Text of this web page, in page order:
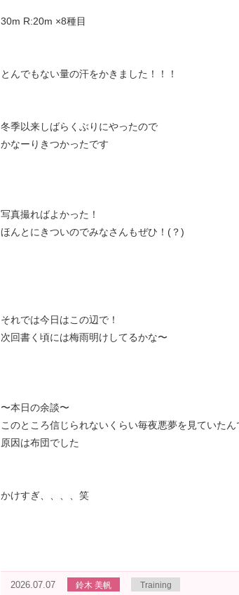
30m R:20m ×8種目
とんでもない量の汗をかきました！！！
冬季以来しばらくぶりにやったので
かなーりきつかったです
写真撮ればよかった！
ほんとにきついのでみなさんもぜひ！(？)
それでは今日はこの辺で！
次回書く頃には梅雨明けしてるかな〜
〜本日の余談〜
このところ信じられないくらい毎夜悪夢を見ていたん
原因は布団でした
かけすぎ、、、、笑
2026.07.07 鈴木 美帆 Training